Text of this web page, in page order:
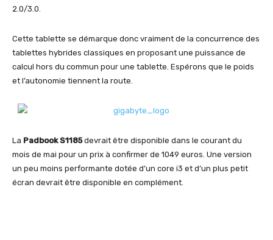
2.0/3.0.
Cette tablette se démarque donc vraiment de la concurrence des
tablettes hybrides classiques en proposant une puissance de
calcul hors du commun pour une tablette. Espérons que le poids
et l’autonomie tiennent la route.
La Padbook S1185 devrait être disponible dans le courant du
mois de mai pour un prix à confirmer de 1049 euros. Une version
un peu moins performante dotée d’un core i3 et d’un plus petit
écran devrait être disponible en complément.